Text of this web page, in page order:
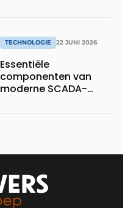
TECHNOLOGIE 22 JUNI 2026
Essentiële
componenten van
moderne SCADA-